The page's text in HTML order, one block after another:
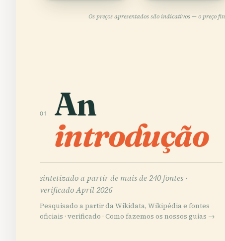
Os preços apresentados são indicativos — o preço
01 An
introdução
sintetizado a partir de mais de 240 fontes ·
verificado April 2026
Pesquisado a partir da Wikidata, Wikipédia e fontes
oficiais · verificado · Como fazemos os nossos guias →